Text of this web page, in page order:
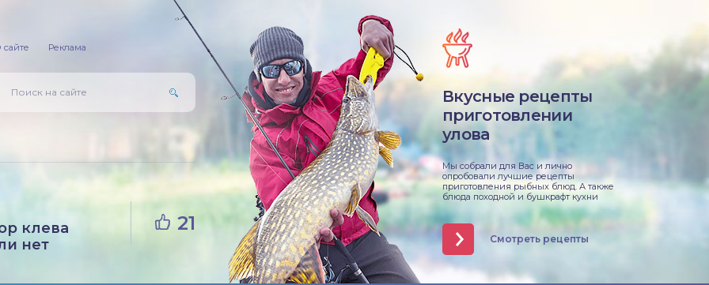
сайте Реклама
Вкусные рецепты
приготовлении
улова
Мы собрали для Вас и лично
опробовали лучшие рецепты
приготовления рыбных блюд. А также
блюда походной и бушкрафт кухни
Смотреть рецепты
клева
нет
21